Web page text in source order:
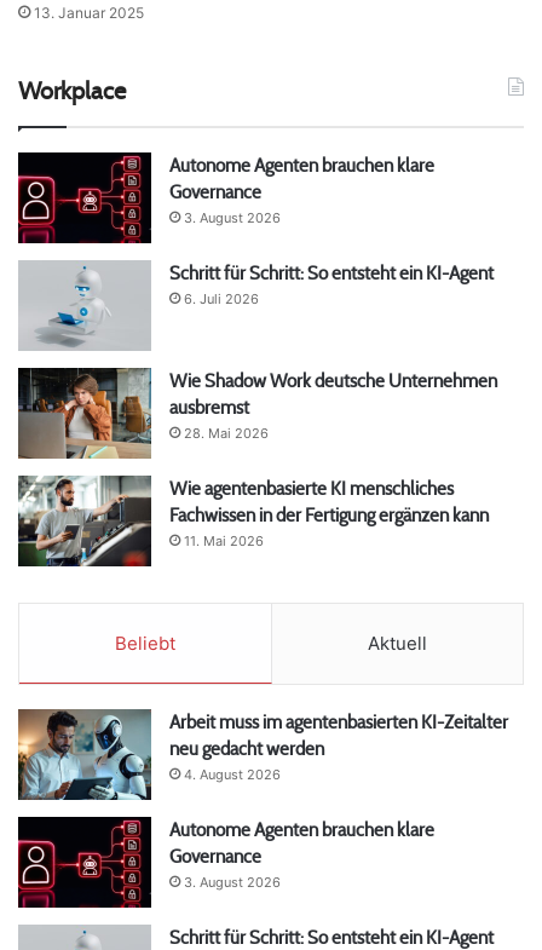
13. Januar 2025
Workplace
Autonome Agenten brauchen klare
Governance
3. August 2026
Schritt für Schritt: So entsteht ein KI-Agent
6. Juli 2026
Wie Shadow Work deutsche Unternehmen
ausbremst
28. Mai 2026
Wie agentenbasierte KI menschliches
Fachwissen in der Fertigung ergänzen kann
11. Mai 2026
Beliebt Aktuell
Arbeit muss im agentenbasierten KI-Zeitalter
neu gedacht werden
4. August 2026
Autonome Agenten brauchen klare
Governance
3. August 2026
Schritt für Schritt: So entsteht ein KI-Agent